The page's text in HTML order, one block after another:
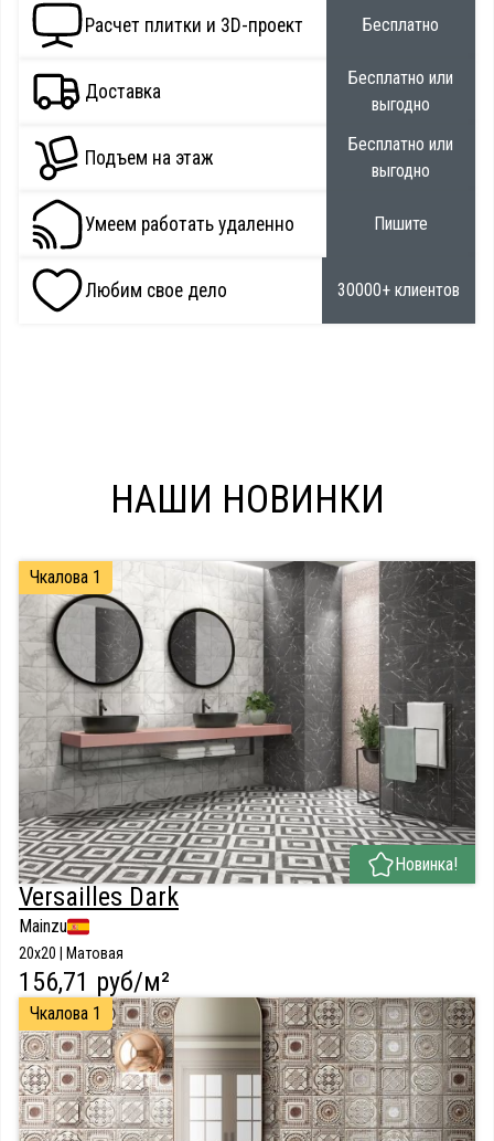
Расчет плитки и 3D-проект Бесплатно
Доставка
Бесплатно или
выгодно
Подъем на этаж
Бесплатно или
выгодно
Умеем работать удаленно Пишите
Любим свое дело 30000+ клиентов
НАШИ НОВИНКИ
Чкалова 1
Новинка!
Versailles Dark
Mainzu
20x20 | Матовая
156,71 руб/м²
Чкалова 1